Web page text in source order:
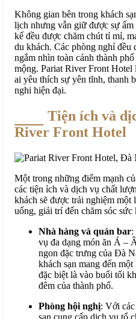
Không gian bên trong khách
lịch nhưng vẫn giữ được sự
kế đều được chăm chút tỉ mỉ,
du khách. Các phòng nghỉ đều
ngắm nhìn toàn cảnh thành
mộng. Pariat River Front
ai yêu thích sự yên tĩnh, thanh
nghi hiện đại.
Tiện ích và
River Front Hotel
Một trong những điểm mạnh
các tiện ích và dịch vụ chất
khách sẽ được trải nghiệm một
uống, giải trí đến chăm sóc sức
Nhà hàng và quán bar:
vụ đa dạng món ăn Á –
ngon đặc trưng của Đà
khách sạn mang đến
đặc biệt là vào buổi tối
đêm của thành phố.
Phòng hội nghị: Với